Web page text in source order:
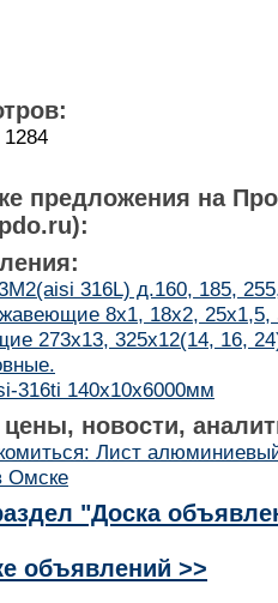
1284
предложения на
316L) д.160, 185,
8х1, 18х2, 25х1,5,
273х13, 325х12(14, 16,
316ti 140х10х6000мм
новости,
Лист
Омске
"Доска
объявлений >>